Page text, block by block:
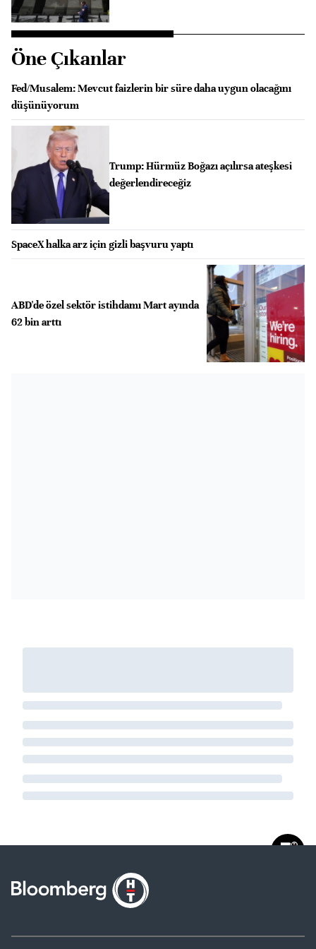
Öne Çıkanlar
Fed/Musalem: Mevcut faizlerin bir süre daha uygun olacağını
düşünüyorum
Trump: Hürmüz Boğazı açılırsa ateşkesi
değerlendireceğiz
SpaceX halka arz için gizli başvuru yaptı
ABD'de özel sektör istihdamı Mart ayında
62 bin arttı